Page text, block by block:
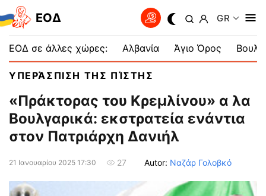
EOΔ GR
ΕΟΔ σε άλλες χώρες: Αλβανία Άγιο Όρος
ΥΠΕΡΆΣΠΙΣΗ ΤΗΣ ΠΊΣΤΗΣ
«Πράκτορας του Κρεμλίνου» α λα
Βουλγαρικά: εκστρατεία ενάντια
στον Πατριάρχη Δανιήλ
21 Ιανουαρίου 2025 17:30 27 Autor: Ναζάρ Γολοβκό